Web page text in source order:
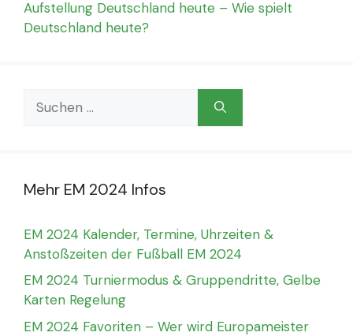
Aufstellung Deutschland heute – Wie spielt
Deutschland heute?
Suchen
nach:
Mehr EM 2024 Infos
EM 2024 Kalender, Termine, Uhrzeiten &
Anstoßzeiten der Fußball EM 2024
EM 2024 Turniermodus & Gruppendritte, Gelbe
Karten Regelung
EM 2024 Favoriten – Wer wird Europameister